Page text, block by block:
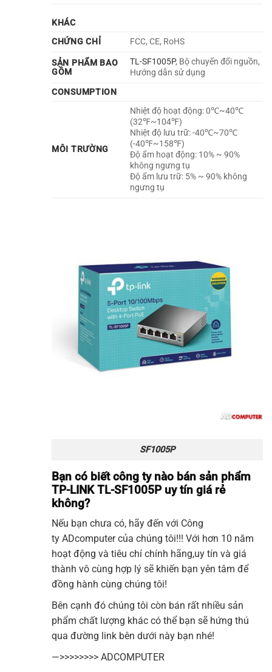
KHÁC
CHỨNG CHỈ
FCC, CE, RoHS
SẢN PHẨM BAO
GỒM
TL-SF1005P, Bộ chuyển đổi nguồn,
Hướng dẫn sử dụng
CONSUMPTION
MÔI TRƯỜNG
Nhiệt độ hoạt động: 0℃~40℃
(32℉~104℉)
Nhiệt độ lưu trữ: -40℃~70℃
(-40℉~158℉)
Độ ẩm hoạt động: 10% ~ 90%
không ngưng tụ
Độ ẩm lưu trữ: 5% ~ 90% không
ngưng tụ
SF1005P
Bạn có biết công ty nào bán sản phẩm
TP-LINK TL-SF1005P uy tín giá rẻ
không?
Nếu bạn chưa có, hãy đến với Công
ty ADcomputercủa chúng tôi!!! Với hơn 10 năm
hoạt động và tiêu chí chính hãng,uy tín và giá
thành vô cùng hợp lý sẽ khiến bạn yên tâm để
đồng hành cùng chúng tôi!
Bên cạnh đó chúng tôi còn bán rất nhiều sản
phẩm chất lượng khác có thể bạn sẽ hứng thú
qua đường link bên dưới này bạn nhé!
—>>>>>>>> ADCOMPUTER